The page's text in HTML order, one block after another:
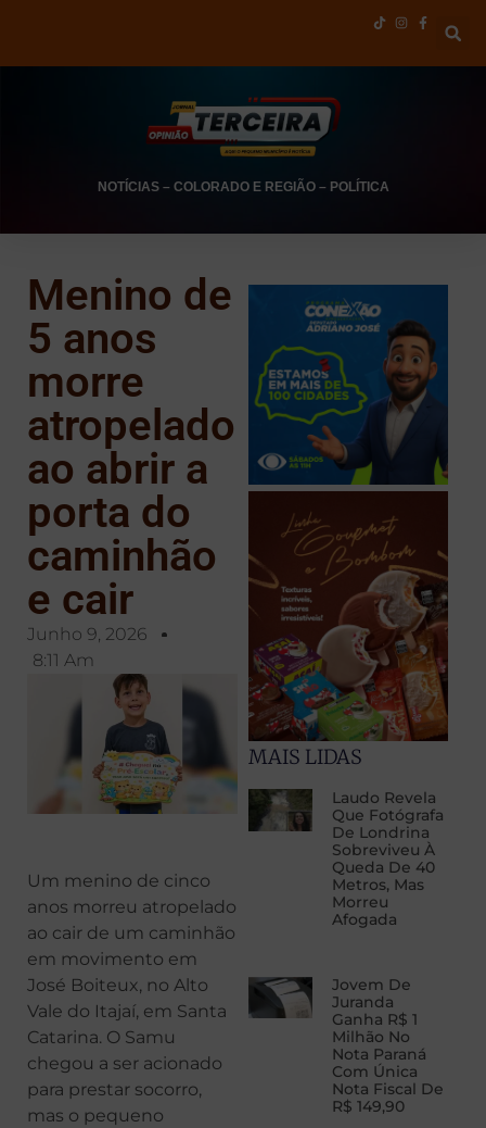
NOTÍCIAS– COLORADO E REGIÃO– POLÍTICA
Menino de
5 anos
morre
atropelado
ao abrir a
porta do
caminhão
e cair
Junho 9, 2026
8:11 Am
Um menino de cinco
anos morreu atropelado
ao cair de um caminhão
em movimento em
José Boiteux, no Alto
Vale do Itajaí, em Santa
Catarina. O Samu
chegou a ser acionado
para prestar socorro,
mas o pequeno
MAIS LIDAS
Laudo Revela
Que Fotógrafa
De Londrina
Sobreviveu À
Queda De 40
Metros, Mas
Morreu
Afogada
Jovem De
Juranda
Ganha R$ 1
Milhão No
Nota Paraná
Com Única
Nota Fiscal De
R$ 149,90